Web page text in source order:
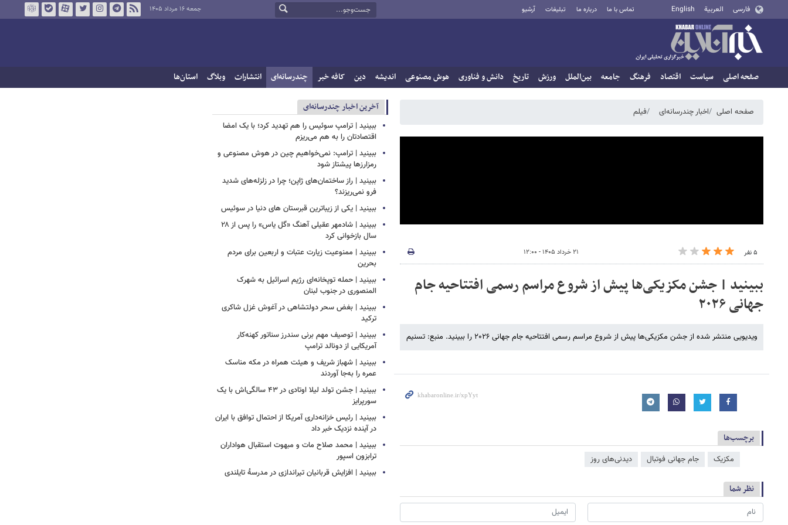
فارسی العربية English تماس با ما درباره ما تبلیغات آرشیو جمعه ۱۶ مرداد ۱۴۰۵
صفحه اصلی سیاست اقتصاد فرهنگ جامعه بین‌الملل ورزش تاریخ دانش و فناوری هوش مصنوعی اندیشه دین کافه خبر چندرسانه‌ای انتشارات وبلاگ استان‌ها
صفحه اصلی اخبار چندرسانه‌ای فیلم
۵ نفر ۲۱ خرداد ۱۴۰۵ - ۱۲:۰۰
ببینید | جشن مکزیکی‌ها پیش از شروع مراسم رسمی افتتاحیه جام
جهانی ۲۰۲۶
ویدیویی منتشر شده از جشن مکزیکی‌ها پیش از شروع مراسم رسمی افتتاحیه جام جهانی ۲۰۲۶ را ببینید. منبع: تسنیم
برچسب‌ها
مکزیک جام جهانی فوتبال دیدنی‌های روز
نظر شما
آخرین اخبار چندرسانه‌ای
ببینید | ترامپ سوئیس را هم تهدید کرد؛ با یک امضا
اقتصادتان را به هم می‌ریزم
ببینید | ترامپ: نمی‌خواهیم چین در هوش مصنوعی و
رمزارزها پیشتاز شود
ببینید | راز ساختمان‌های ژاپن؛ چرا در زلزله‌های شدید
فرو نمی‌ریزند؟
ببینید | یکی از زیباترین قبرستان های دنیا در سوئیس
ببینید | شادمهر عقیلی آهنگ «گل یاس» را پس از ۲۸
سال بازخوانی کرد
ببینید | ممنوعیت زیارت عتبات و اربعین برای مردم
بحرین
ببینید | حمله توپخانه‌ای رژیم اسرائیل به شهرک
المنصوری در جنوب لبنان
ببینید | بغض سحر دولتشاهی در آغوش غزل شاکری
ترکید
ببینید | توصیف مهم برنی سندرز سناتور کهنه‌کار
آمریکایی از دونالد ترامپ
ببینید | شهباز شریف و هیئت همراه در مکه مناسک
عمره را به‌جا آوردند
ببینید | جشن تولد لیلا اوتادی در ۴۳ سالگی‌اش با یک
سورپرایز
ببینید | رئیس خزانه‌داری آمریکا از احتمال توافق با ایران
در آینده نزدیک خبر داد
ببینید | محمد صلاح مات و مبهوت استقبال هواداران
ترابزون اسپور
ببینید | افزایش قربانیان تیراندازی در مدرسۀ تایلندی